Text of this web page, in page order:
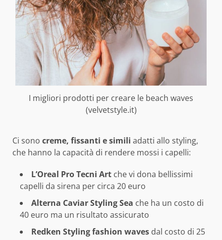
I migliori prodotti per creare le beach waves
(velvetstyle.it)
Ci sono creme, fissanti e simili adatti allo styling,
che hanno la capacità di rendere mossi i capelli:
L’Oreal Pro Tecni Art che vi dona bellissimi
capelli da sirena per circa 20 euro
Alterna Caviar Styling Sea che ha un costo di
40 euro ma un risultato assicurato
Redken Styling fashion waves dal costo di 25